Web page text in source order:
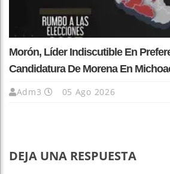
Morón, Líder Indiscutible En
Candidatura De Morena En
Adm3 05 Ago 2026
DEJA UNA RESPUESTA